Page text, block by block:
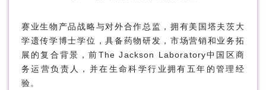
赛业生物产品战略与对外合作总监，拥有美国塔夫茨大
学遗传学博士学位，具备药物研发，市场营销和业务拓
展的复合背景，前The Jackson Laboratory中国区商
务运营负责人，并在生命科学行业拥有五年的管理经
验。